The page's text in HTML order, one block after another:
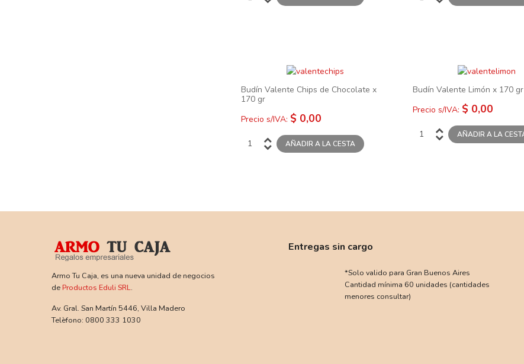
Budín Valente Chips de Chocolate x
170 gr
Precio s/IVA: $ 0,00
Budín Valente Limón x 170 gr
Precio s/IVA: $ 0,00
Armo Tu Caja, es una nueva unidad de negocios
de Productos Eduli SRL.
Av. Gral. San Martín 5446, Villa Madero
Telèfono: 0800 333 1030
Entregas sin cargo
*Solo valido para Gran Buenos Aires
Cantidad mínima 60 unidades (cantidades
menores consultar)